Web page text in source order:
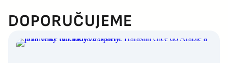
DOPORUČUJEME